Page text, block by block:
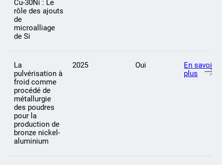
Cu-30Ni : Le
rôle des ajouts
de
microalliage
de Si
La
pulvérisation à
froid comme
procédé de
métallurgie
des poudres
pour la
production de
bronze nickel-
aluminium
2025 Oui
En savoir
plus